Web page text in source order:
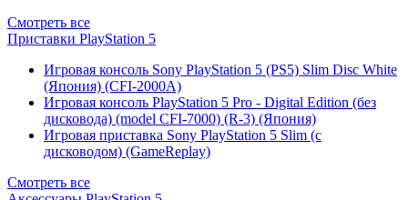
Смотреть все
Приставки PlayStation 5
Игровая консоль Sony PlayStation 5 (PS5) Slim Disc White
(Япония) (CFI-2000A)
Игровая консоль PlayStation 5 Pro - Digital Edition (без
дисковода) (model CFI-7000) (R-3) (Япония)
Игровая приставка Sony PlayStation 5 Slim (с
дисководом) (GameReplay)
Смотреть все